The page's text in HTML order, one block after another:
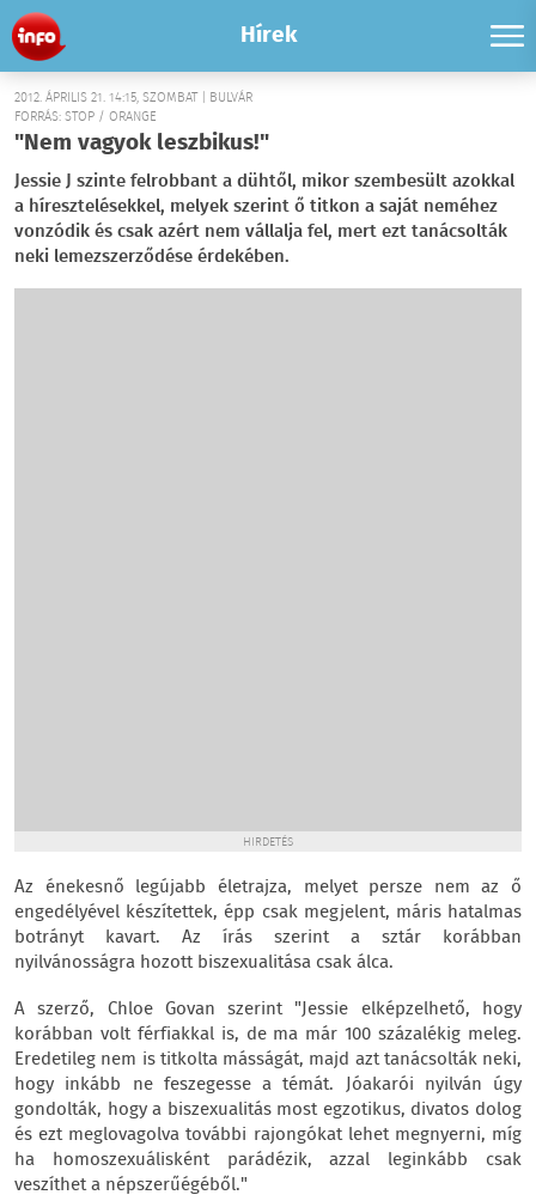
Hírek
2012. ÁPRILIS 21. 14:15, SZOMBAT | BULVÁR
FORRÁS: STOP / ORANGE
"Nem vagyok leszbikus!"
Jessie J szinte felrobbant a dühtől, mikor szembesült azokkal
a híresztelésekkel, melyek szerint ő titkon a saját neméhez
vonzódik és csak azért nem vállalja fel, mert ezt tanácsolták
neki lemezszerződése érdekében.
HIRDETÉS
Az énekesnő legújabb életrajza, melyet persze nem az ő
engedélyével készítettek, épp csak megjelent, máris hatalmas
botrányt kavart. Az írás szerint a sztár korábban
nyilvánosságra hozott biszexualitása csak álca.
A szerző, Chloe Govan szerint "Jessie elképzelhető, hogy
korábban volt férfiakkal is, de ma már 100 százalékig meleg.
Eredetileg nem is titkolta másságát, majd azt tanácsolták neki,
hogy inkább ne feszegesse a témát. Jóakarói nyilván úgy
gondolták, hogy a biszexualitás most egzotikus, divatos dolog
és ezt meglovagolva további rajongókat lehet megnyerni, míg
ha homoszexuálisként parádézik, azzal leginkább csak
veszíthet a népszerűégéből."